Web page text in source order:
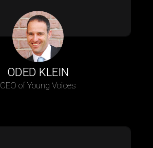
ODED KLEIN
CEO of Young Voices